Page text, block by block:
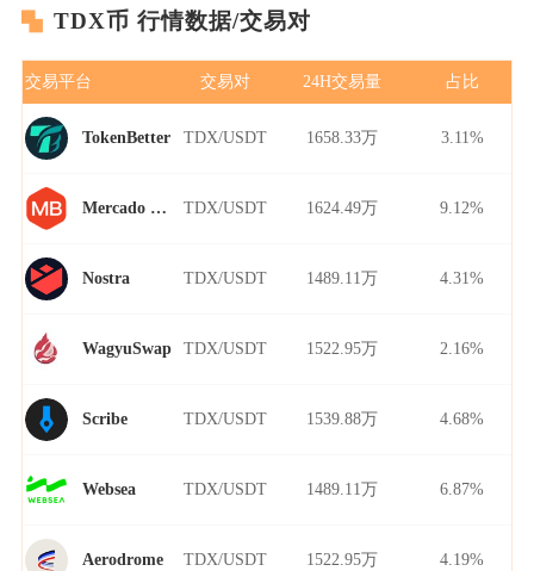
TDX币 行情数据/交易对
交易平台 交易对 24H交易量 占比
TokenBetter TDX/USDT 1658.33万 3.11%
Mercado Bitcoin TDX/USDT 1624.49万 9.12%
Nostra TDX/USDT 1489.11万 4.31%
WagyuSwap TDX/USDT 1522.95万 2.16%
Scribe TDX/USDT 1539.88万 4.68%
Websea TDX/USDT 1489.11万 6.87%
Aerodrome TDX/USDT 1522.95万 4.19%